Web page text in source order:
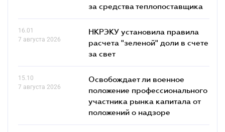
за средства теплопоставщика
16.01
7 августа 2026
НКРЭКУ установила правила
расчета "зеленой" доли в счете
за свет
15.10
7 августа 2026
Освобождает ли военное
положение профессионального
участника рынка капитала от
положений о надзоре